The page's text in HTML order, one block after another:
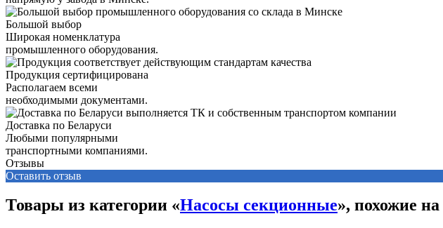
Большой выбор
Широкая номенклатура
промышленного оборудования.
Продукция сертифицирована
Располагаем всеми
необходимыми документами.
Доставка по Беларуси
Любыми популярными
транспортными компаниями.
Отзывы
Оставить отзыв
Товары из категории «Насосы секционные», похожие